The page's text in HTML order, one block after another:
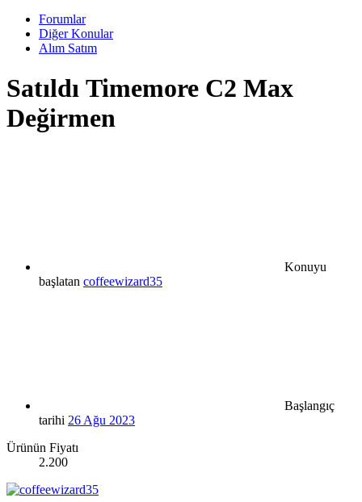
Forumlar
Diğer Konular
Alım Satım
Satıldı Timemore C2 Max
Değirmen
Konuyu
başlatan coffeewizard35
Başlangıç
tarihi 26 Ağu 2023
Ürünün Fiyatı
2.200